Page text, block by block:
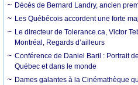
Décès de Bernard Landry, ancien
Les Québécois accordent une forte
Le directeur de Tolerance.ca, Victor
Montréal, Regards d’ailleurs
Conférence de Daniel Baril : Portrait
Québec et dans le monde
Dames galantes à la Cinémathèque